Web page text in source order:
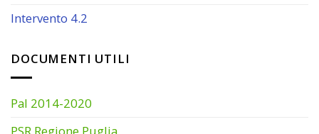
Intervento 4.2
DOCUMENTI UTILI
Pal 2014-2020